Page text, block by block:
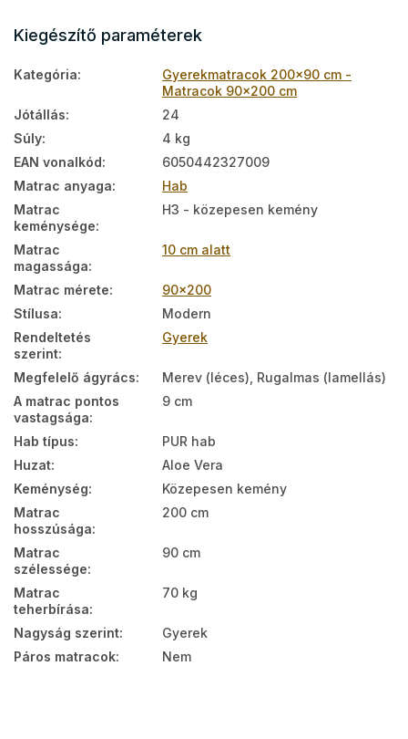
Kiegészítő paraméterek
Kategória:
Gyerekmatracok 200x90 cm -
Matracok 90x200 cm
Jótállás:
24
Súly:
4 kg
EAN vonalkód:
6050442327009
Matrac anyaga:
Hab
Matrac
keménysége:
H3 - közepesen kemény
Matrac
magassága:
10 cm alatt
Matrac mérete:
90x200
Stílusa:
Modern
Rendeltetés
szerint:
Gyerek
Megfelelő ágyrács:
Merev (léces), Rugalmas (lamellás)
A matrac pontos
vastagsága:
9 cm
Hab típus:
PUR hab
Huzat:
Aloe Vera
Keménység:
Közepesen kemény
Matrac
hosszúsága:
200 cm
Matrac
szélessége:
90 cm
Matrac
teherbírása:
70 kg
Nagyság szerint:
Gyerek
Páros matracok: Nem